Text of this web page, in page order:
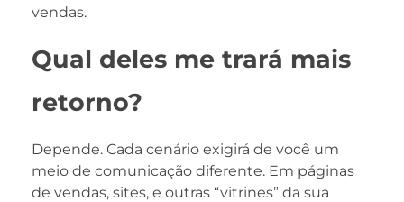
vendas.
Qual deles me trará mais
retorno?
Depende. Cada cenário exigirá de você um
meio de comunicação diferente. Em páginas
de vendas, sites, e outras “vitrines” da sua